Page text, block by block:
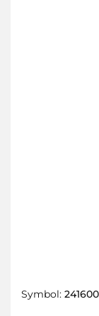
Symbol: 241600